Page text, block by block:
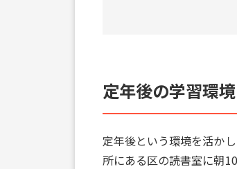
定年後の学習環
定年後という環境を活か
所にある区の読書室に朝